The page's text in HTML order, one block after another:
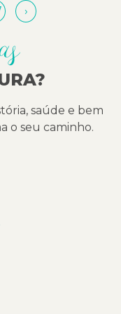
›
saúde e bem
o seu caminho.